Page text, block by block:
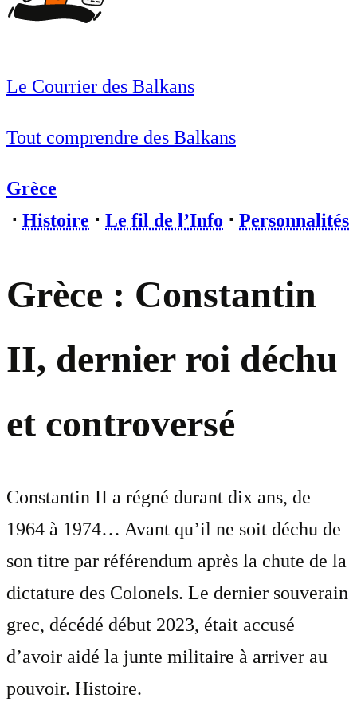
Le Courrier des Balkans
Tout comprendre des Balkans
Grèce
⋅ Histoire ⋅ Le fil de l’Info ⋅ Personnalités
Grèce : Constantin
II, dernier roi déchu
et controversé
Constantin II a régné durant dix ans, de
1964 à 1974… Avant qu’il ne soit déchu de
son titre par référendum après la chute de la
dictature des Colonels. Le dernier souverain
grec, décédé début 2023, était accusé
d’avoir aidé la junte militaire à arriver au
pouvoir. Histoire.